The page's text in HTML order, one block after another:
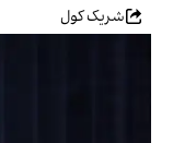
شریک کول